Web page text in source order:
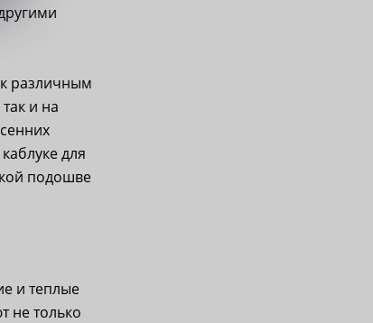
различным
и на
для
подошве
и теплые
не только